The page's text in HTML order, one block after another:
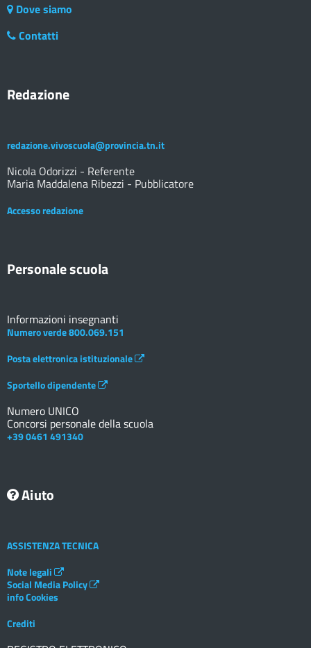
Dove siamo
Contatti
Redazione
redazione.vivoscuola@provincia.tn.it
Nicola Odorizzi - Referente
Maria Maddalena Ribezzi - Pubblicatore
Accesso redazione
Personale scuola
Informazioni insegnanti
Numero verde 800.069.151
Posta elettronica istituzionale
Sportello dipendente
Numero UNICO
Concorsi personale della scuola
+39 0461 491340
Aiuto
ASSISTENZA TECNICA
Note legali
Social Media Policy
info Cookies
Crediti